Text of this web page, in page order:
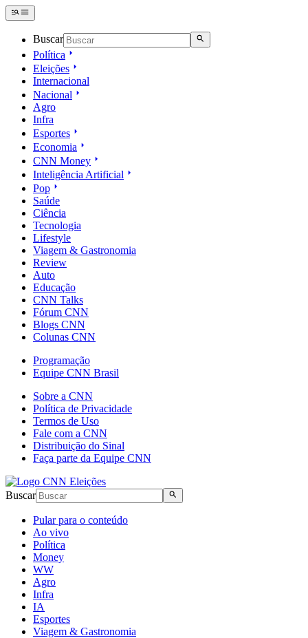
Buscar
Política
Eleições
Internacional
Nacional
Agro
Infra
Esportes
Economia
CNN Money
Inteligência Artificial
Pop
Saúde
Ciência
Tecnologia
Lifestyle
Viagem & Gastronomia
Review
Auto
Educação
CNN Talks
Fórum CNN
Blogs CNN
Colunas CNN
Programação
Equipe CNN Brasil
Sobre a CNN
Política de Privacidade
Termos de Uso
Fale com a CNN
Distribuição do Sinal
Faça parte da Equipe CNN
Buscar
Pular para o conteúdo
Ao vivo
Política
Money
WW
Agro
Infra
IA
Esportes
Viagem & Gastronomia